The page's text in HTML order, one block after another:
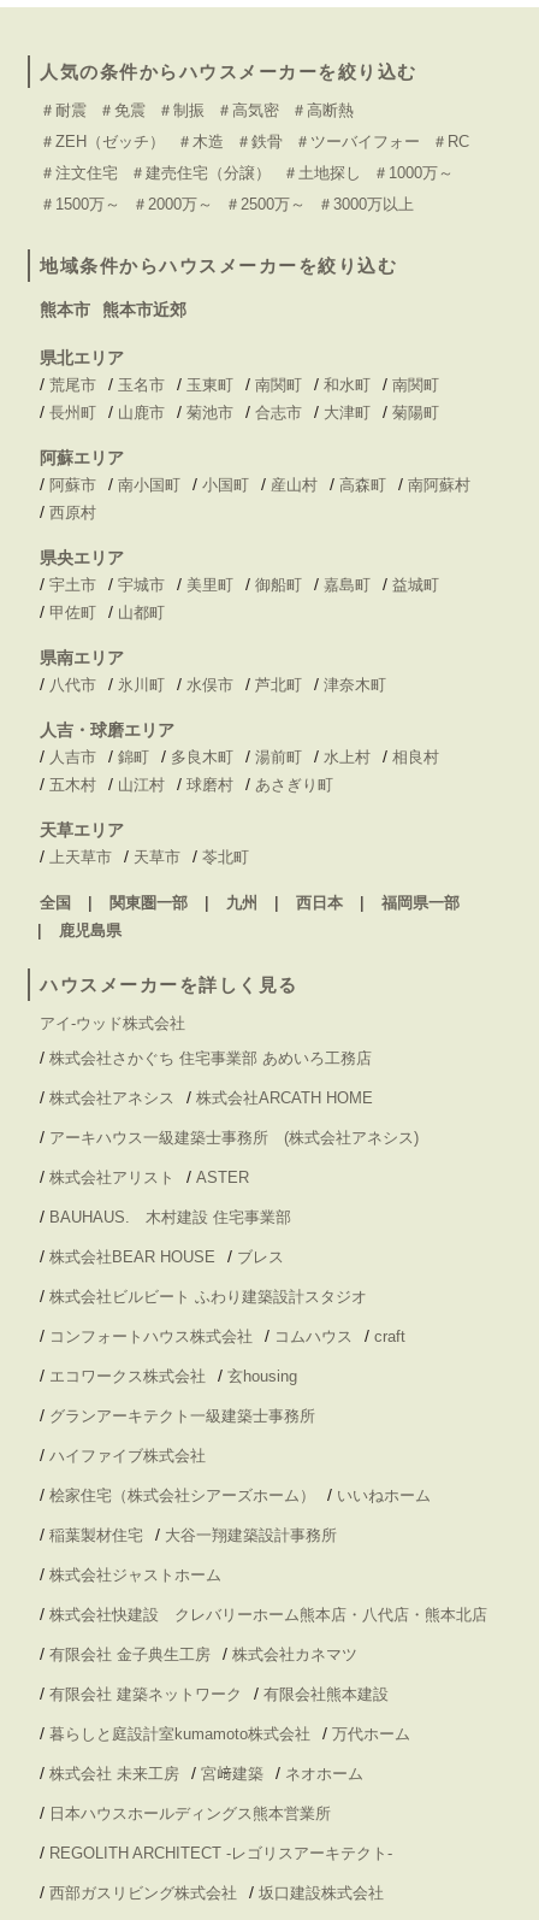
人気の条件からハウスメーカーを絞り込む
＃耐震 ＃免震 ＃制振 ＃高気密
＃高断熱
＃ZEH（ゼッチ）
＃木造 ＃鉄骨 ＃ツーバイフォー
＃RC
＃注文住宅
＃建売住宅（分譲） ＃土地探し
＃1000万～
＃1500万～
＃2000万～ ＃2500万～ ＃3000万以上
地域条件からハウスメーカーを絞り込む
熊本市 熊本市近郊
県北エリア
/ 荒尾市 / 玉名市 / 玉東町 / 南関町 / 和水町 / 南関町
/ 長州町 / 山鹿市 / 菊池市 / 合志市 / 大津町 / 菊陽町
阿蘇エリア
/ 阿蘇市 / 南小国町 / 小国町 / 産山村 / 高森町 / 南阿蘇村
/ 西原村
県央エリア
/ 宇土市 / 宇城市 / 美里町 / 御船町 / 嘉島町 / 益城町
/ 甲佐町 / 山都町
県南エリア
/ 八代市 / 氷川町 / 水俣市 / 芦北町 / 津奈木町
人吉・球磨エリア
/ 人吉市 / 錦町 / 多良木町 / 湯前町 / 水上村 / 相良村
/ 五木村 / 山江村 / 球磨村 / あさぎり町
天草エリア
/
上天草市 / 天草市 / 苓北町
全国 関東圏一部 九州 西日本
福岡県一部
鹿児島県
ハウスメーカーを詳しく見る
アイ-ウッド株式会社
/ 株式会社さかぐち 住宅事業部 あめいろ工務店
/ 株式会社アネシス / 株式会社ARCATH HOME
/ アーキハウス一級建築士事務所 (株式会社アネシス)
/ 株式会社アリスト / ASTER
/ BAUHAUS. 木村建設 住宅事業部
/ 株式会社BEAR HOUSE / ブレス
/ 株式会社ビルビート ふわり建築設計スタジオ
/ コンフォートハウス株式会社 / コムハウス / craft
/ エコワークス株式会社 / 玄housing
/ グランアーキテクト一級建築士事務所
/ ハイファイブ株式会社
/ 桧家住宅（株式会社シアーズホーム） / いいねホーム
/ 稲葉製材住宅 / 大谷一翔建築設計事務所
/ 株式会社ジャストホーム
/ 株式会社快建設 クレバリーホーム熊本店・八代店・熊本北店
/ 有限会社 金子典生工房 / 株式会社カネマツ
/ 有限会社 建築ネットワーク / 有限会社熊本建設
/ 暮らしと庭設計室kumamoto株式会社 / 万代ホーム
/ 株式会社 未来工房 / 宮﨑建築 / ネオホーム
/ 日本ハウスホールディングス熊本営業所
/ REGOLITH ARCHITECT -レゴリスアーキテクト-
/ 西部ガスリビング株式会社 / 坂口建設株式会社